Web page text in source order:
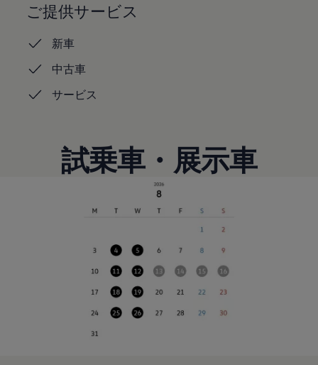
倫理・リスク管理・コンプライアンス
プレスリリース
2022
2021
2020
2016
2015
リコール関連情報
セーフティ マイスター
ご提供サービス
新車
中古車
サービス
試乗車・展示車